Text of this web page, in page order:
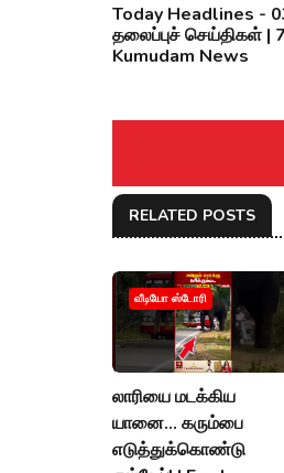
Today Headlines -
தலைப்புச் செய்திகள் |
Kumudam News
RELATED POSTS
வீடியோ ஸ்டோரி
லாரியை மடக்கிய
யானை... கரும்பை
எடுத்துக்கொண்டு